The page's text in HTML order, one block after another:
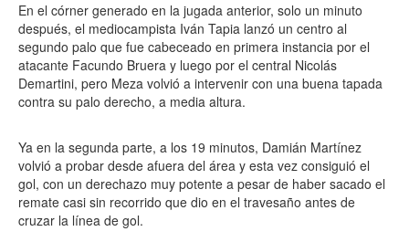
En el córner generado en la jugada anterior, solo un minuto
después, el mediocampista Iván Tapia lanzó un centro al
segundo palo que fue cabeceado en primera instancia por el
atacante Facundo Bruera y luego por el central Nicolás
Demartini, pero Meza volvió a intervenir con una buena tapada
contra su palo derecho, a media altura.
Ya en la segunda parte, a los 19 minutos, Damián Martínez
volvió a probar desde afuera del área y esta vez consiguió el
gol, con un derechazo muy potente a pesar de haber sacado el
remate casi sin recorrido que dio en el travesaño antes de
cruzar la línea de gol.